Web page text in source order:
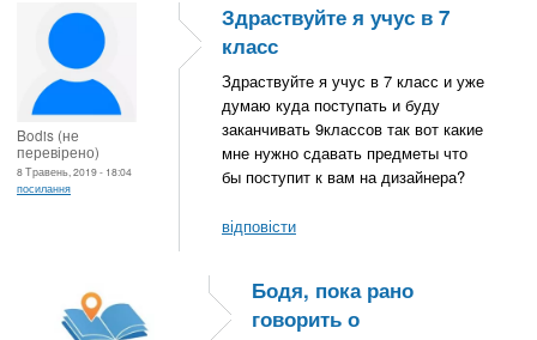
Bodis (не
перевірено)
8 Травень, 2019 - 18:04
посилання
Здраствуйте я учус в 7
класс
Здраствуйте я учус в 7 класс и уже
думаю куда поступать и буду
заканчивать 9классов так вот какие
мне нужно сдавать предметы что
бы поступит к вам на дизайнера?
відповісти
Бодя, пока рано
говорить о